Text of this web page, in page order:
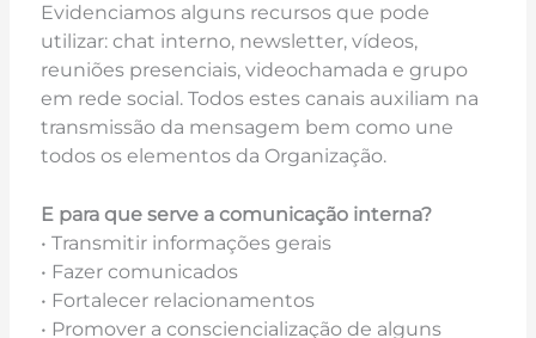
Evidenciamos alguns recursos que pode
utilizar: chat interno, newsletter, vídeos,
reuniões presenciais, videochamada e grupo
em rede social. Todos estes canais auxiliam na
transmissão da mensagem bem como une
todos os elementos da Organização.
E para que serve a comunicação interna?
• Transmitir informações gerais
• Fazer comunicados
• Fortalecer relacionamentos
• Promover a consciencialização de alguns